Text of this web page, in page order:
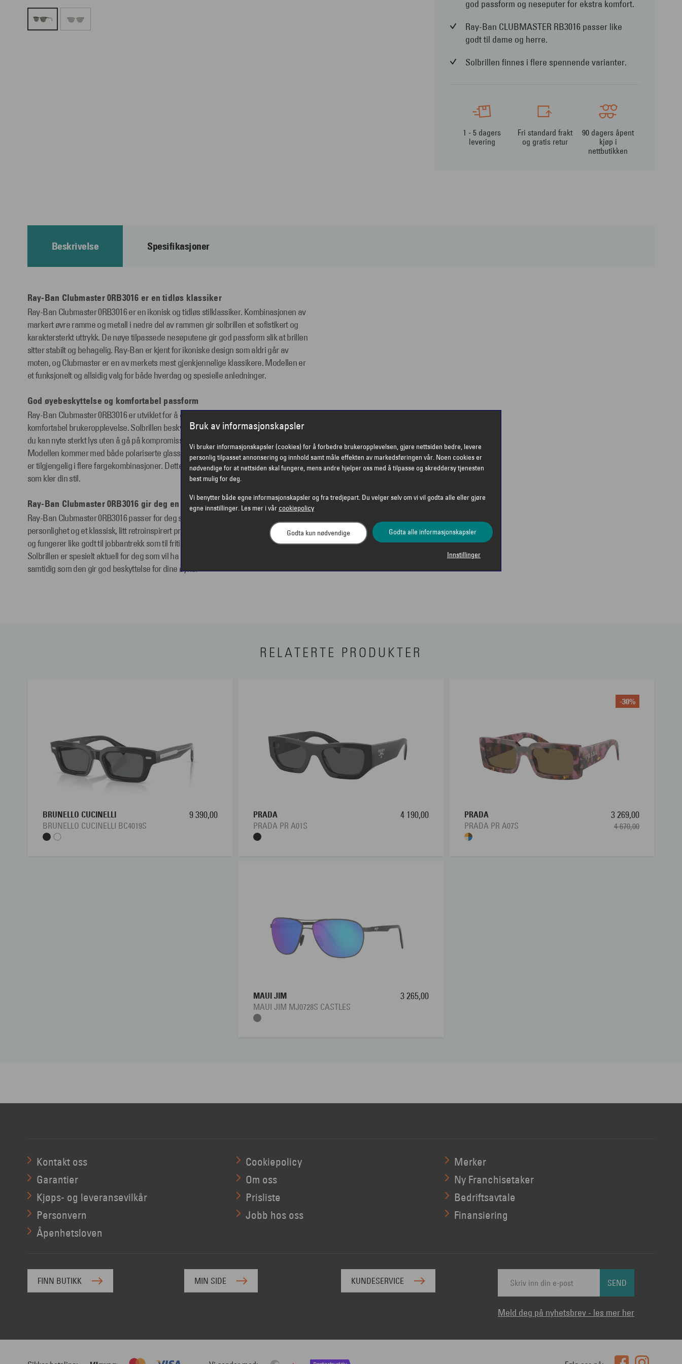
god passform og neseputer for ekstra komfort.
Ray-Ban CLUBMASTER RB3016 passer like
godt til dame og herre.
Solbrillen finnes i flere spennende varianter.
1 - 5 dagers
levering
Fri standard frakt
og gratis retur
90 dagers åpent
kjøp i
nettbutikken
Beskrivelse Spesifikasjoner
Ray-Ban Clubmaster 0RB3016 er en tidløs klassiker
Ray-Ban Clubmaster 0RB3016 er en ikonisk og tidløs stilklassiker. Kombinasjonen av
markert øvre ramme og metall i nedre del av rammen gir solbrillen et sofistikert og
karaktersterkt uttrykk. De nøye tilpassede neseputene gir god passform slik at brillen
sitter stabilt og behagelig. Ray-Ban er kjent for ikoniske design som aldri går av
moten, og Clubmaster er en av merkets mest gjenkjennelige klassikere. Modellen er
et funksjonelt og allsidig valg for både hverdag og spesielle anledninger.
God øyebeskyttelse og komfortabel passform
Ray-Ban Clubmaster 0RB3016 er utviklet for å gi både god øyebeskyttelse og en
komfortabel brukeropplevelse. Solbrillen beskytter øynene effektivt mot solen, slik at
du kan nyte sterkt lys uten å gå på kompromiss med hverken komfort eller stil.
Modellen kommer med både polariserte glass, og ikke polariserte glass. Innfatningen
er tilgjengelig i flere fargekombinasjoner. Dette gjør at du enkelt kan finne en solbrille
som kler din stil.
Ray-Ban Clubmaster 0RB3016 gir deg en markert og klassisk stil
Ray-Ban Clubmaster 0RB3016 passer for deg som ønsker en solbrille med tydelig
personlighet og et klassisk, litt retroinspirert preg. Modellen kler både dame og herre,
og fungerer like godt til jobbantrekk som til fritid og mer pyntede anledninger.
Solbrillen er spesielt aktuell for deg som vil ha en solbrille som gir stilen din et løft,
samtidig som den gir god beskyttelse for dine øyne.
RELATERTE PRODUKTER
BRUNELLO CUCINELLI
BRUNELLO CUCINELLI BC4019S
9 390,00
PRADA
PRADA PR A01S
4 190,00
-30%
PRADA
PRADA PR A07S
3 269,00
4 670,00
MAUI JIM
MAUI JIM MJ0728S CASTLES
3 265,00
Kontakt oss
Garantier
Kjøps- og leveransevilkår
Personvern
Åpenhetsloven
Cookiepolicy
Om oss
Prisliste
Jobb hos oss
Merker
Ny Franchisetaker
Bedriftsavtale
Finansiering
FINN BUTIKK MIN SIDE KUNDESERVICE SEND
Meld deg på nyhetsbrev - les mer her
Bruk av informasjonskapsler
Vi bruker informasjonskapsler (cookies) for å forbedre brukeropplevelsen, gjøre nettsiden bedre, levere
personlig tilpasset annonsering og innhold samt måle effekten av markedsføringen vår. Noen cookies er
nødvendige for at nettsiden skal fungere, mens andre hjelper oss med å tilpasse og skreddersy tjenesten
best mulig for deg.
Vi benytter både egne informasjonskapsler og fra tredjepart. Du velger selv om vi vil godta alle eller gjøre
egne innstillinger. Les mer i vår cookiepolicy
Godta alle informasjonskapsler
Godta kun nødvendige
Innstillinger